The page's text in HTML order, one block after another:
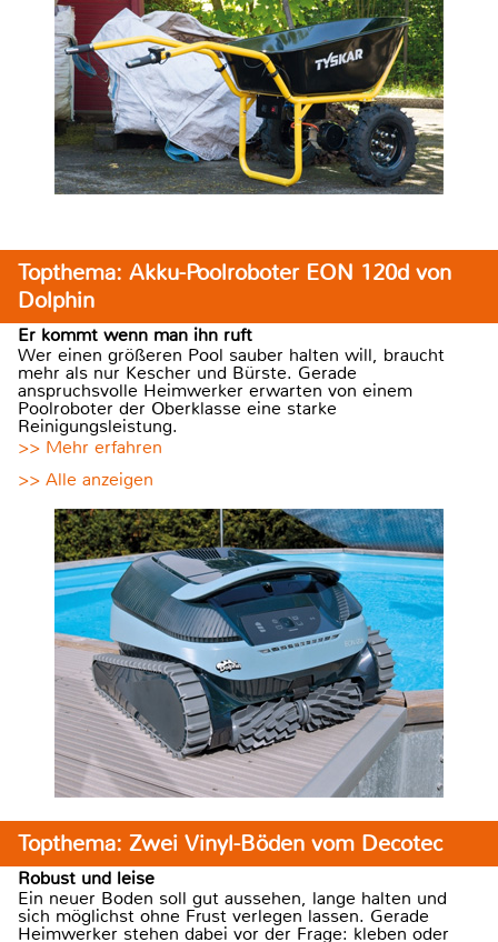
Topthema: Akku-Poolroboter EON 120d von
Dolphin
Er kommt wenn man ihn ruft
Wer einen größeren Pool sauber halten will, braucht
mehr als nur Kescher und Bürste. Gerade
anspruchsvolle Heimwerker erwarten von einem
Poolroboter der Oberklasse eine starke
Reinigungsleistung.
>> Mehr erfahren
>> Alle anzeigen
Topthema: Zwei Vinyl-Böden vom Decotec
Robust und leise
Ein neuer Boden soll gut aussehen, lange halten und
sich möglichst ohne Frust verlegen lassen. Gerade
Heimwerker stehen dabei vor der Frage: kleben oder